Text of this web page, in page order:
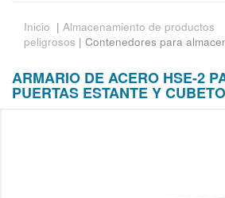
Inicio | Almacenamiento de productos
peligrosos | Contenedores para
ARMARIO DE ACERO HSE-2
PUERTAS ESTANTE Y CUBETO